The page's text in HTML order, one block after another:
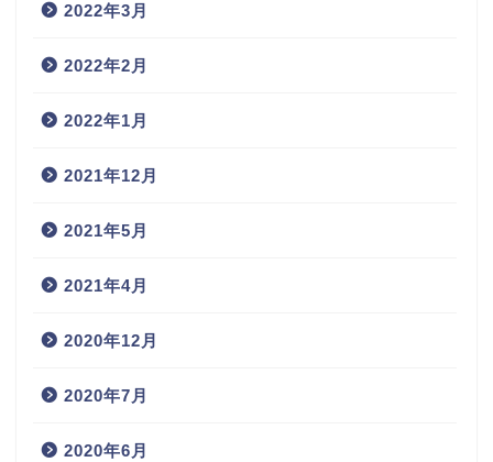
2022年3月
2022年2月
2022年1月
2021年12月
2021年5月
2021年4月
2020年12月
2020年7月
2020年6月